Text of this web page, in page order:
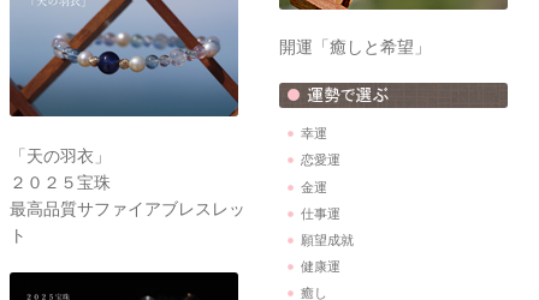
「天の羽衣」
２０２５宝珠
最高品質サファイアブレスレッ
ト
開運「癒しと希望」
幸運
恋愛運
金運
仕事運
願望成就
健康運
癒し